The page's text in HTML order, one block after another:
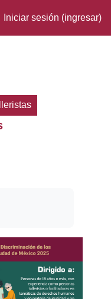
Iniciar sesión (ingresar)